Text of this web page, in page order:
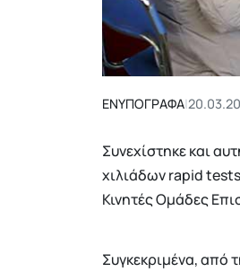
ΕΝΥΠΟΓΡΑΦΑ|
Συνεχίστηκε και
χιλιάδων rapid tests
Κινητές Ομάδες
Συγκεκριμένα, από